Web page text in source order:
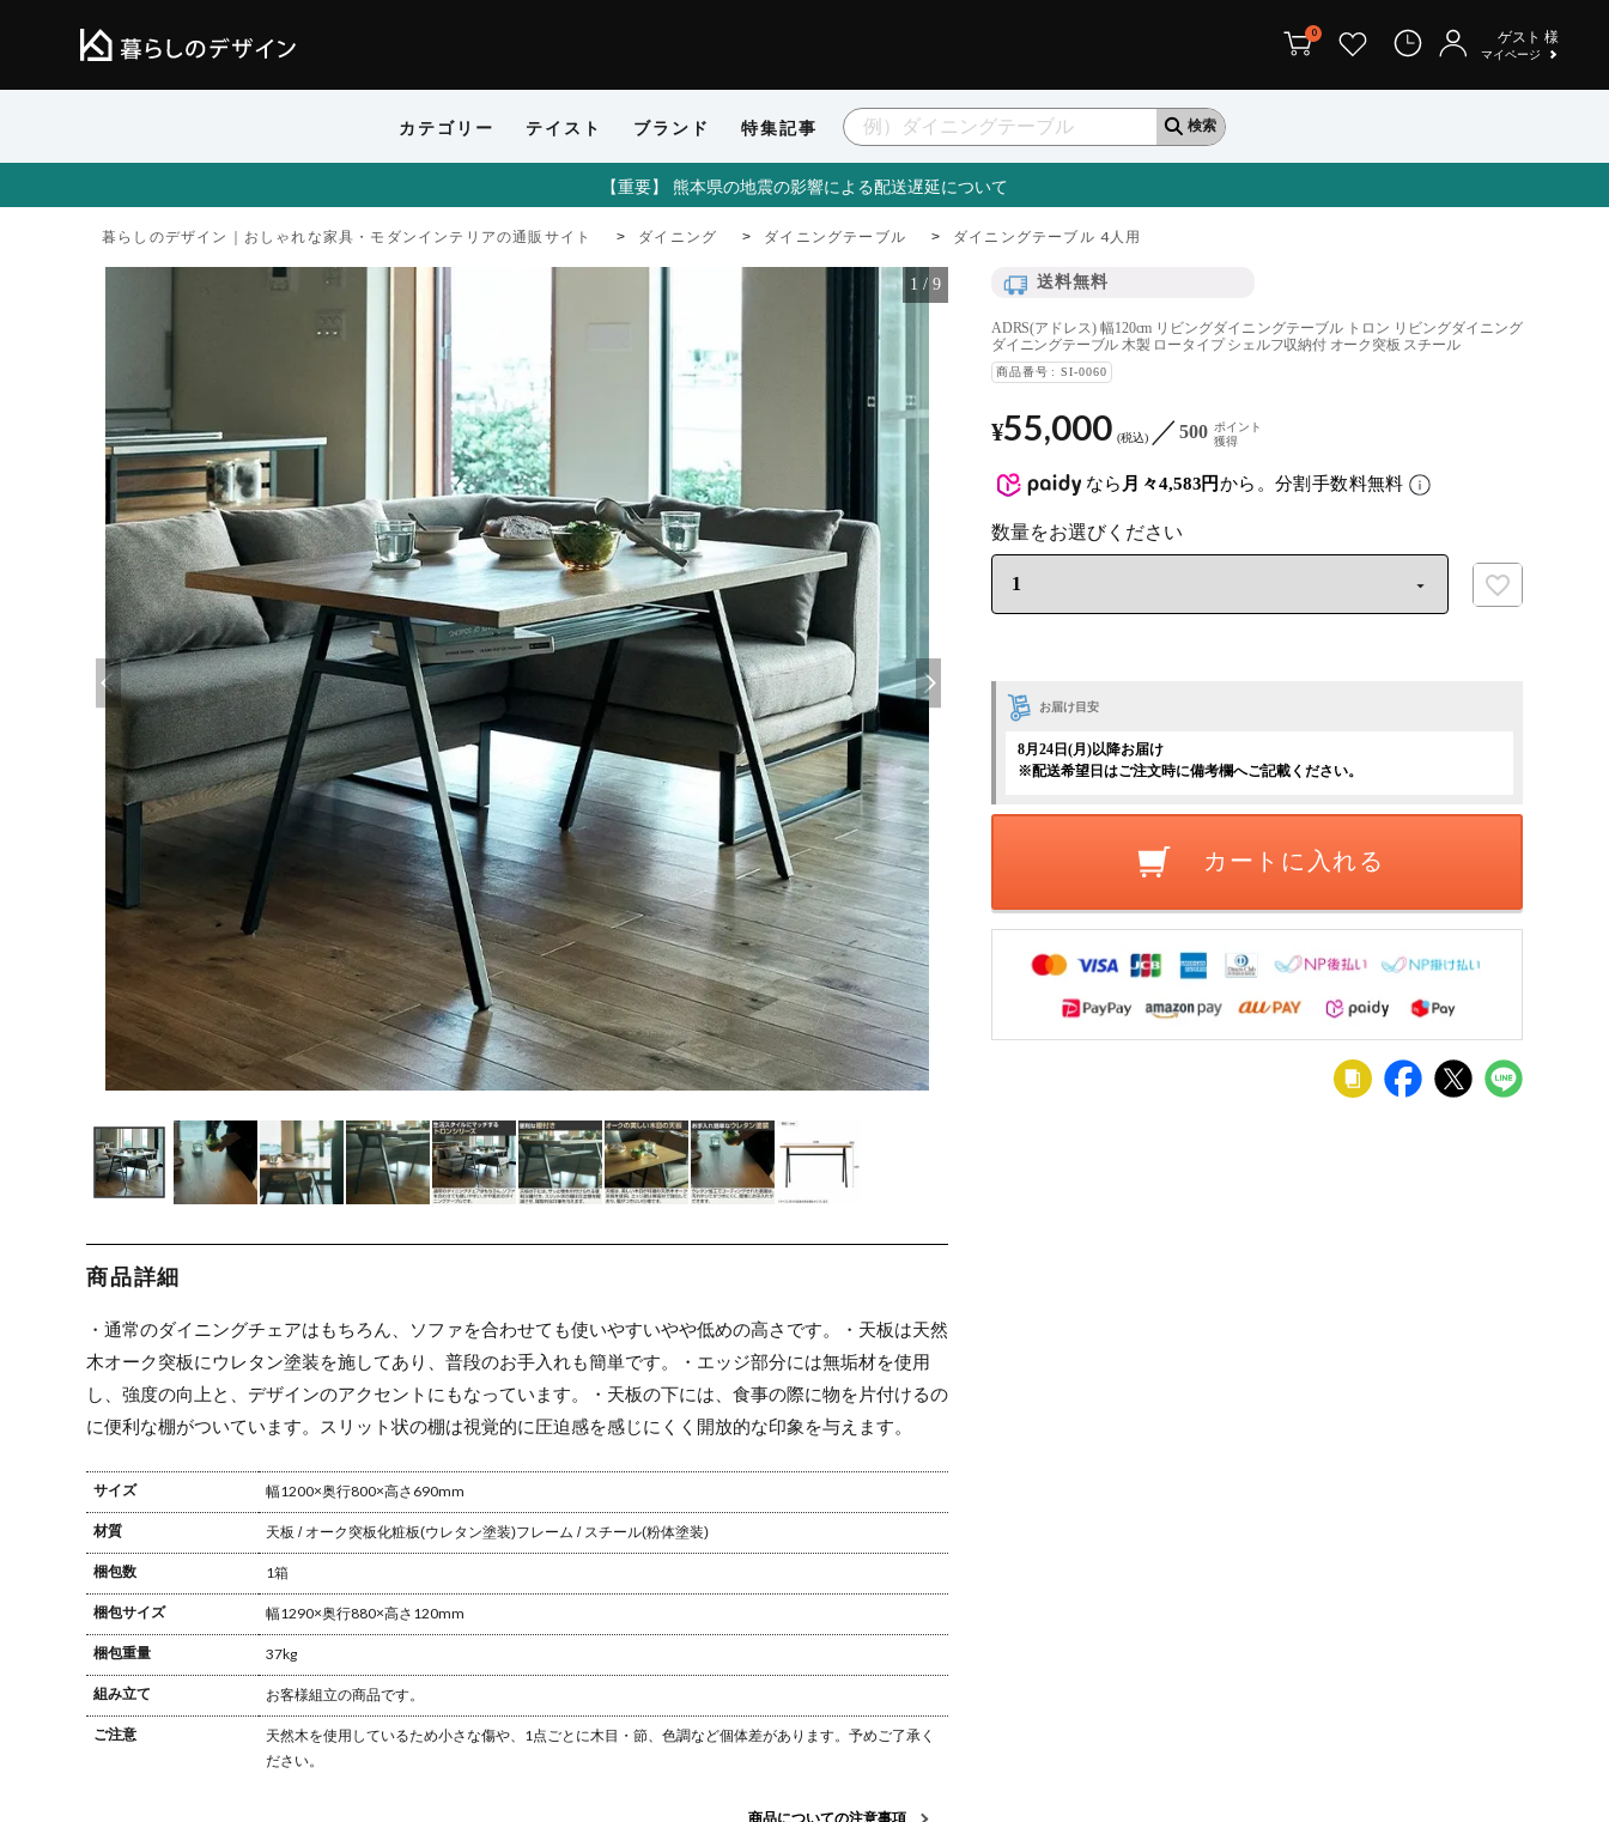
カテゴリー テイスト ブランド 特集記事
0 ゲスト 様
マイページ
【重要】 熊本県の地震の影響による配送遅延について
暮らしのデザイン｜おしゃれな家具・モダンインテリアの通販サイト ダイニング ダイニングテーブル ダイニングテーブル 4人用
1 / 9
商品詳細
・通常のダイニングチェアはもちろん、ソファを合わせても使いやすいやや低めの高さです。
・天板は天然
木オーク突板にウレタン塗装を施してあり、普段のお手入れも簡単です。
・エッジ部分には無垢材を使用
し、強度の向上と、デザインのアクセントにもなっています。
・天板の下には、食事の際に物を片付けるの
に便利な棚がついています。スリット状の棚は視覚的に圧迫感を感じにくく開放的な印象を与えます。
サイズ 幅1200×奥行800×高さ690mm
材質 天板 / オーク突板化粧板(ウレタン塗装)フレーム / スチール(粉体塗装)
梱包数 1箱
梱包サイズ 幅1290×奥行880×高さ120mm
梱包重量 37kg
組み立て お客様組立の商品です。
ご注意
天然木を使用しているため小さな傷や、1点ごとに木目・節、色調など個体差があります。予めご了承く
ださい。
商品についての注意事項
送料無料
ADRS(アドレス) 幅120cm リビングダイニングテーブル トロン リビングダイニング
ダイニングテーブル 木製 ロータイプ シェルフ収納付 オーク突板 スチール
商品番号 SI-0060
なら 月々4,583円から。分割手数料無料
¥55,000 税込 500 ポイント
獲得
お届け目安
8月24日(月)以降お届け
※配送希望日はご注文時に備考欄へご記載ください。
カートに入れる